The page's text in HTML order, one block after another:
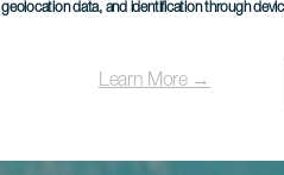
geolocation data, and identification through
Learn More →